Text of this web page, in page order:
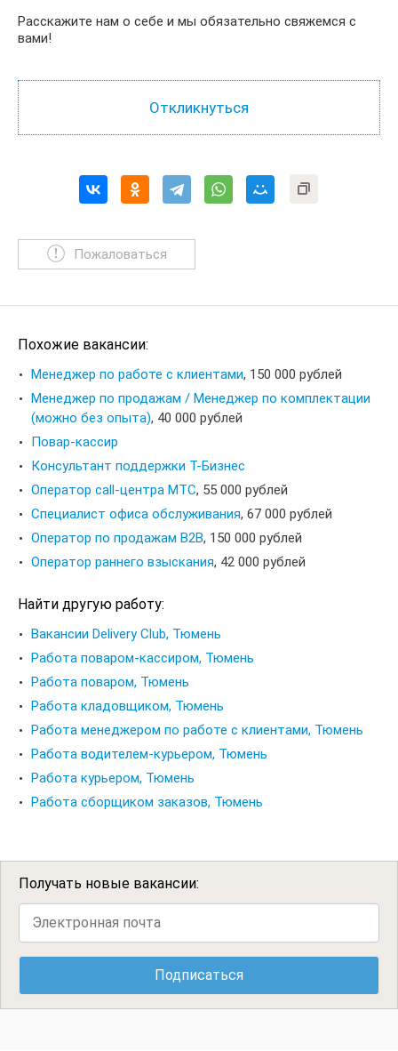
Расскажите нам о себе и мы обязательно свяжемся с
вами!
Пожаловаться
Похожие вакансии:
Менеджер по работе с клиентами, 150 000 рублей
Менеджер по продажам / Менеджер по комплектации
(можно без опыта), 40 000 рублей
Повар-кассир
Консультант поддержки Т-Бизнес
Оператор call-центра МТС, 55 000 рублей
Специалист офиса обслуживания, 67 000 рублей
Оператор по продажам B2B, 150 000 рублей
Оператор раннего взыскания, 42 000 рублей
Найти другую работу:
Вакансии Delivery Club, Тюмень
Работа поваром-кассиром, Тюмень
Работа поваром, Тюмень
Работа кладовщиком, Тюмень
Работа менеджером по работе с клиентами, Тюмень
Работа водителем-курьером, Тюмень
Работа курьером, Тюмень
Работа сборщиком заказов, Тюмень
Получать новые вакансии: